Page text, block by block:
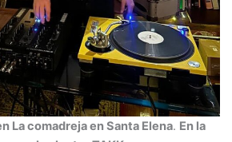
La comadreja en Santa Elena. En la